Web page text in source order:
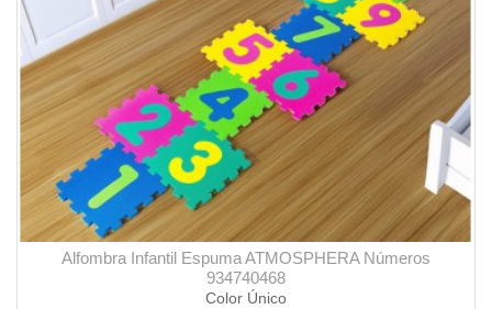
Alfombra Infantil Espuma ATMOSPHERA Números
934740468
Color Único